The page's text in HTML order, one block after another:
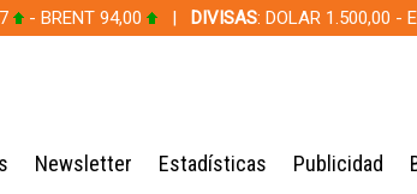
- BRENT 94,00 | DIVISAS: DOLAR 1.500,00 -
Newsletter Estadísticas Publicidad